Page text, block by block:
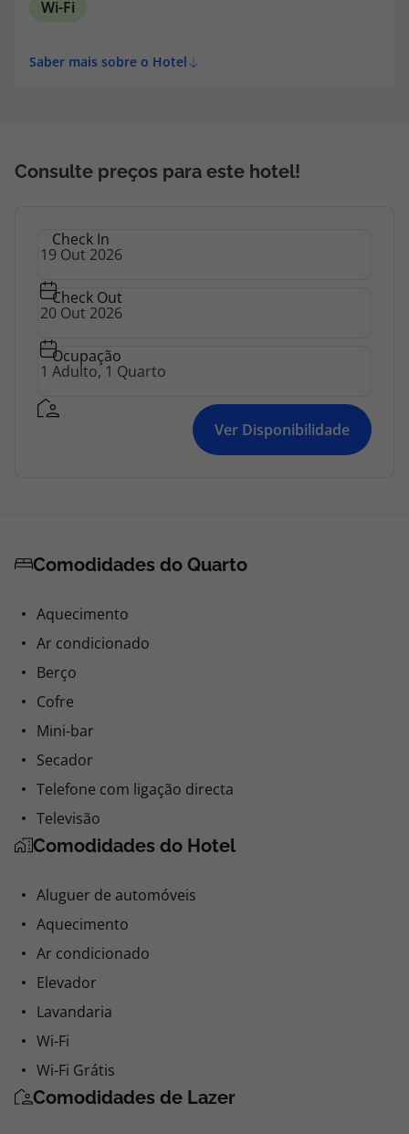
Wi-Fi
Saber mais sobre o Hotel
Consulte preços para este hotel!
Check In
Check Out
Ocupação
Ver Disponibilidade
Comodidades do Quarto
Aquecimento
Ar condicionado
Berço
Cofre
Mini-bar
Secador
Telefone com ligação directa
Televisão
Comodidades do Hotel
Aluguer de automóveis
Aquecimento
Ar condicionado
Elevador
Lavandaria
Wi-Fi
Wi-Fi Grátis
Comodidades de Lazer